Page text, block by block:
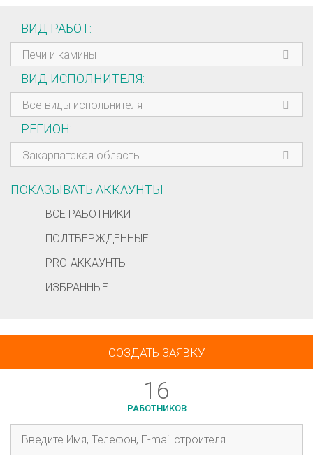
ВИД РАБОТ
Печи и камины
ВИД ИСПОЛНИТЕЛЯ
Все виды испольнителя
РЕГИОН
Закарпатская область
ПОКАЗЫВАТЬ АККАУНТЫ
ВСЕ РАБОТНИКИ
ПОДТВЕРЖДЕННЫЕ
PRO-АККАУНТЫ
ИЗБРАННЫЕ
СОЗДАТЬ ЗАЯВКУ
16
РАБОТНИКОВ